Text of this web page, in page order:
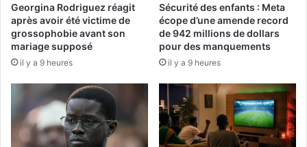
Georgina Rodriguez réagit
après avoir été victime de
grossophobie avant son
mariage supposé
il y a 9 heures
Sécurité des enfants : Meta
écope d’une amende record
de 942 millions de dollars
pour des manquements
il y a 9 heures